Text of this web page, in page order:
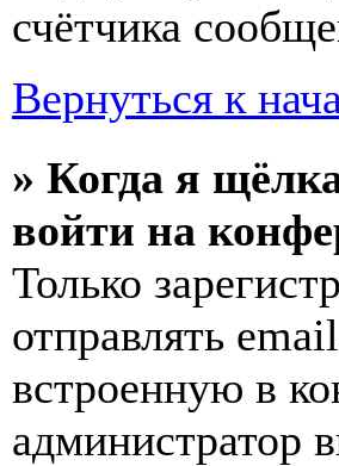
счётчика
Вернуться к
» Когда я
войти на
Только
отправлять
встроенную в
администратор